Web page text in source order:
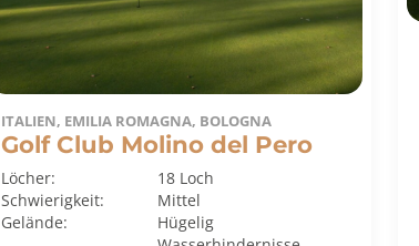
ITALIEN, EMILIA ROMAGNA, BOLOGNA
Golf Club Molino del Pero
Löcher:
18 Loch
Schwierigkeit:
Mittel
Gelände:
Hügelig